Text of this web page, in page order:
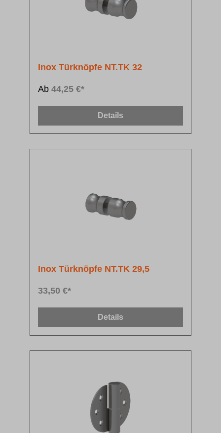
Inox Türknöpfe NT.TK 32
Ab 44,25 €*
Details
Inox Türknöpfe NT.TK 29,5
33,50 €*
Details